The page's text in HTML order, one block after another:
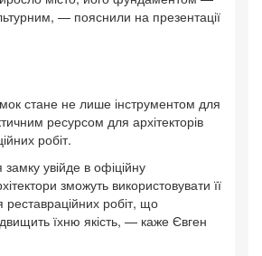
— пояснили на презентації
стане не лише інструментом для
ресурсом для архітекторів
робіт.
увійде в офіційну
зможуть використовувати її
реставраційних робіт, що
їхню якість, — каже Євген